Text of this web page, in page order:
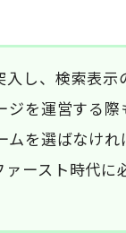
入し、検索表
を運営する際
ムを選ばなけれ
ースト時代に